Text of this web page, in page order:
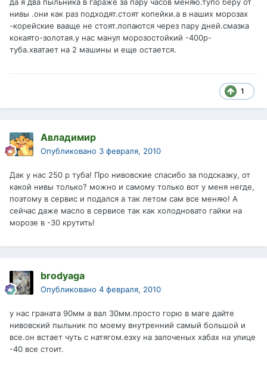
да я два пыльника в гараже за пару часов меняю.тупо беру от
нивы .они как раз подходят.стоят копейки.а в наших морозах
-корейские вааще не стоят.лопаются через пару дней.смазка
кокаято-золотая.у нас манул морозостойкий -400р-
туба.хватает на 2 машины и еще остается.
1
Авладимир
Опубликовано 3 февраля, 2010
Дак у нас 250 р туба! Про нивовские спасибо за подсказку, от
какой нивы только? можно и самому только вот у меня негде,
поэтому в сервис и подался а так летом сам все меняю! А
сейчас даже масло в сервисе так как холодновато гайки на
морозе в -30 крутить!
brodyaga
Опубликовано 4 февраля, 2010
у нас граната 90мм а вал 30мм.просто горю в маге дайте
нивовский пыльник по моему внутренний самый большой и
все.он встает чуть с натягом.езху на залоченых хабах на улице
-40 все стоит.